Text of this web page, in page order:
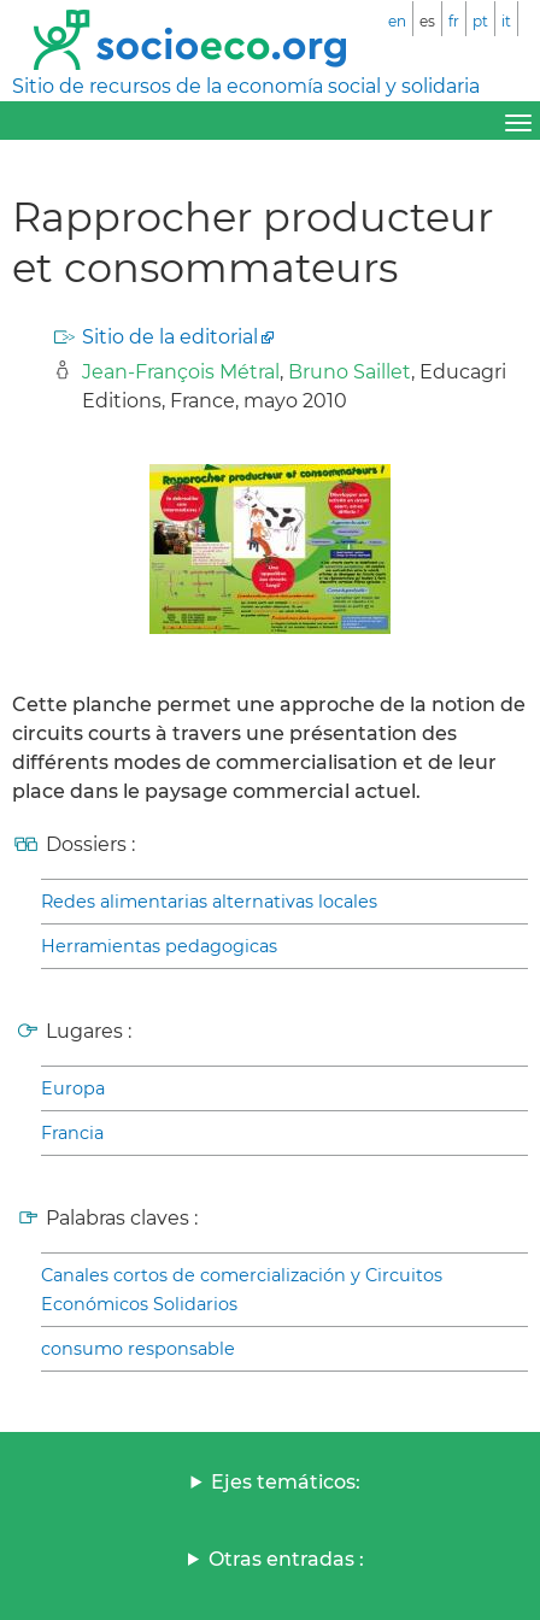
Sitio de recursos de la economía social y solidaria
en es fr pt it
Rapprocher producteur
et consommateurs
Sitio de la editorial
Jean-François Métral , Bruno Saillet, Educagri
Editions, France, mayo 2010
Cette planche permet une approche de la notion de
circuits courts à travers une présentation des
différents modes de commercialisation et de leur
place dans le paysage commercial actuel.
Dossiers :
Redes alimentarias alternativas locales
Herramientas pedagogicas
Lugares :
Europa
Francia
Palabras claves :
Canales cortos de comercialización y Circuitos
Económicos Solidarios
consumo responsable
Ejes temáticos:
Otras entradas :